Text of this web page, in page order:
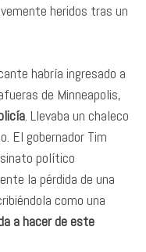
heridos tras un
habría ingresado a
de Minneapolis,
. Llevaba un chaleco
El gobernador Tim
político
la pérdida de una
como una
a hacer de este